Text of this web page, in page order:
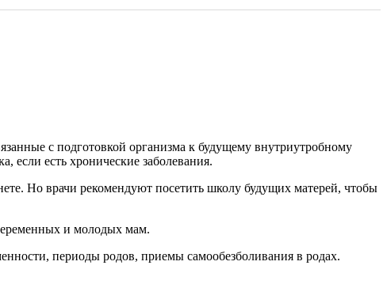
с подготовкой организма к будущему внутриутробному
если есть хронические заболевания.
Но врачи рекомендуют посетить школу будущих матерей, чтобы
и молодых мам.
периоды родов, приемы самообезболивания в родах.